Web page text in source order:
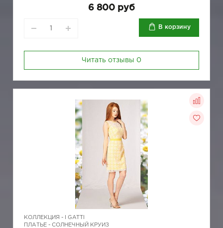
6 800 руб
В корзину
Читать отзывы 0
КОЛЛЕКЦИЯ -
I GATTI
ПЛАТЬЕ - СОЛНЕЧНЫЙ КРУИЗ